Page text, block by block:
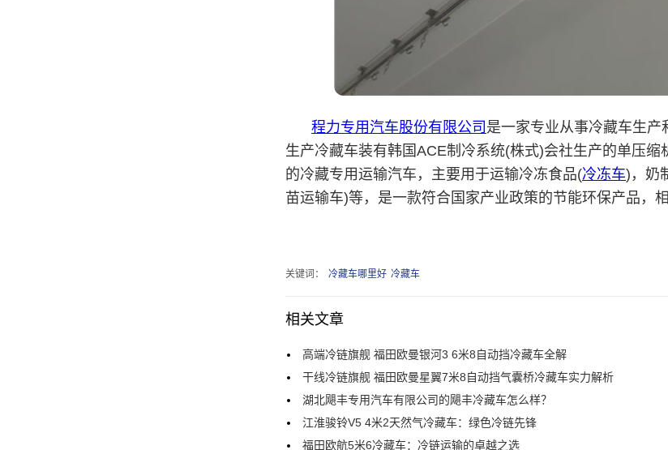
程力专用汽车股份有限公司 是一家专业从事冷藏车生产
生产冷藏车装有韩国ACE制冷系统(株式)会社生产的单压
的冷藏专用运输汽车，主要用于运输冷冻食品(冷冻车)，奶
苗运输车)等，是一款符合国家产业政策的节能环保产品，
关键词： 冷藏车哪里好 冷藏车
相关文章
高端冷链旗舰 福田欧曼银河3 6米8自动挡冷藏车全解
干线冷链旗舰 福田欧曼星翼7米8自动挡气囊桥冷藏车实力解析
湖北飓丰专用汽车有限公司的飓丰冷藏车怎么样？
江淮骏铃V5 4米2天然气冷藏车：绿色冷链先锋
福田欧航5米6冷藏车：冷链运输的卓越之选